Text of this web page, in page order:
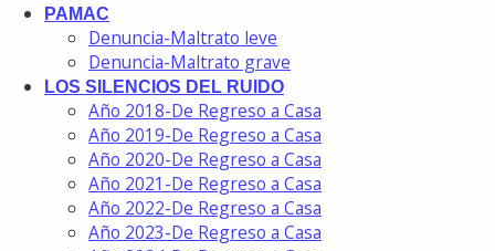
PAMAC
Denuncia-Maltrato leve
Denuncia-Maltrato grave
LOS SILENCIOS DEL RUIDO
Año 2018-De Regreso a Casa
Año 2019-De Regreso a Casa
Año 2020-De Regreso a Casa
Año 2021-De Regreso a Casa
Año 2022-De Regreso a Casa
Año 2023-De Regreso a Casa